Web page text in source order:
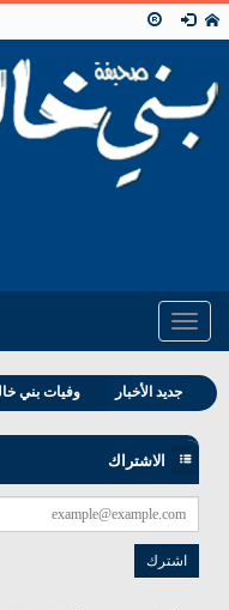
Toggle
navigation
جديد الأخبار
مناسبات بني
وفيات بني
الاشتراك